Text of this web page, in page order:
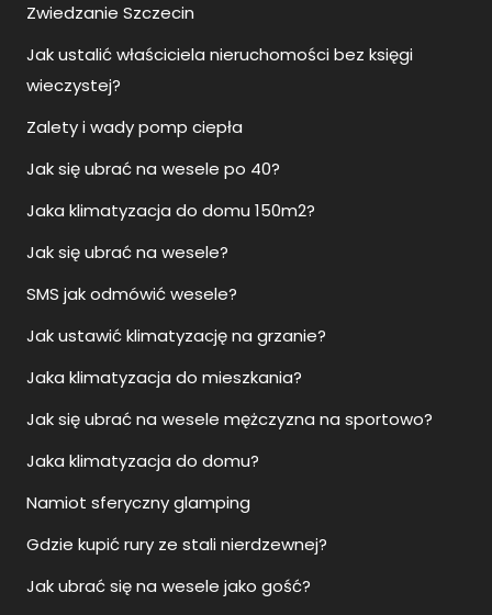
Zwiedzanie Szczecin
Jak ustalić właściciela nieruchomości bez księgi
wieczystej?
Zalety i wady pomp ciepła
Jak się ubrać na wesele po 40?
Jaka klimatyzacja do domu 150m2?
Jak się ubrać na wesele?
SMS jak odmówić wesele?
Jak ustawić klimatyzację na grzanie?
Jaka klimatyzacja do mieszkania?
Jak się ubrać na wesele mężczyzna na sportowo?
Jaka klimatyzacja do domu?
Namiot sferyczny glamping
Gdzie kupić rury ze stali nierdzewnej?
Jak ubrać się na wesele jako gość?